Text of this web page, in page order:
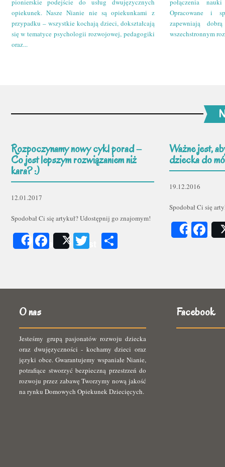
pionierskie podejście do usług dwujęzycznych
opiekunek. Nasze Nianie nie są opiekunkami z
przypadku – wszystkie kochają dzieci, dokształcają
się w tematyce psychologii rozwojowej, pedagogiki
oraz...
połączenia
Opracowane i
zapewniają
wszechstronnym
Rozpoczynamy nowy cykl porad –
Co jest lepszym rozwiązaniem niż
kara? :)
12.01.2017
Spodobał Ci się artykuł? Udostępnij go znajomym!
ShareFacebook
Post Twitter
Ważne jest,
dziecka do
19.12.2016
Spodobał Ci się
Share
O nas
Jesteśmy grupą pasjonatów rozwoju dziecka
oraz dwujęzyczności - kochamy dzieci oraz
języki obce. Gwarantujemy wspaniałe Nianie,
potrafiące stworzyć bezpieczną przestrzeń do
rozwoju przez zabawę Tworzymy nową jakość
na rynku Domowych Opiekunek Dziecięcych.
Facebook